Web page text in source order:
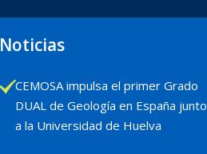
Noticias
CEMOSA impulsa el primer Grado
DUAL de Geología en España junto
a la Universidad de Huelva